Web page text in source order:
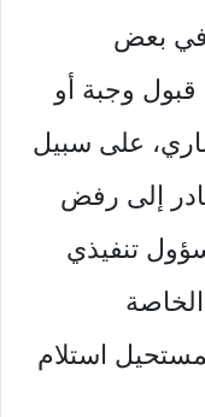
بعض
وجبة أو
على سبيل
إلى رفض
تنفيذي
استلام